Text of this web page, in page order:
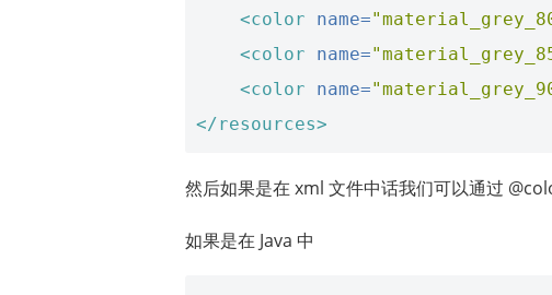
<color
name=
<color
name=
<color
name=
</resources>
然后如果是在 xml 文件中话我们可以通过
如果是在 Java 中